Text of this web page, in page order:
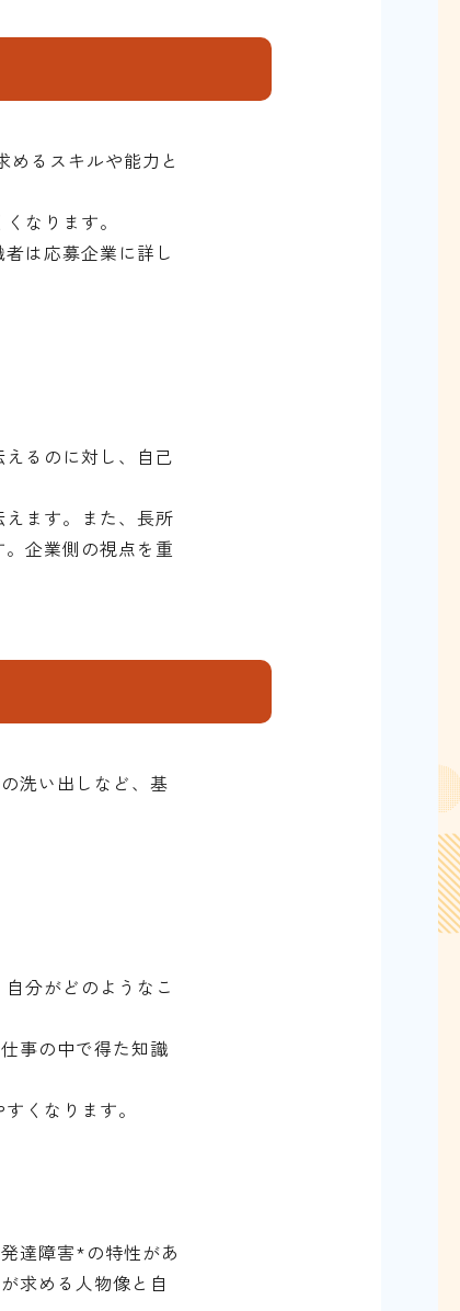
めるスキルや能力と
なります。
は応募企業に詳し
るのに対し、自己
ます。また、長所
企業側の視点を重
洗い出しなど、基
分がどのようなこ
事の中で得た知識
くなります。
達障害*の特性があ
求める人物像と自